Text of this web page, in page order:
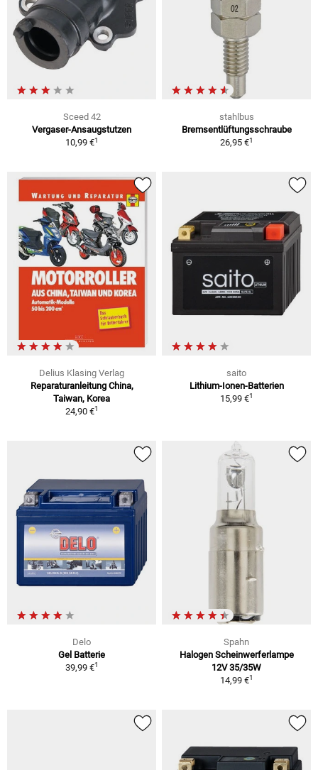
Sceed 42
Vergaser-Ansaugstutzen
10,99 €1
stahlbus
Bremsentlüftungsschraube
26,95 €1
Delius Klasing Verlag
Reparaturanleitung China,
Taiwan, Korea
24,90 €1
saito
Lithium-Ionen-Batterien
15,99 €1
Delo
Gel Batterie
39,99 €1
Spahn
Halogen Scheinwerferlampe
12V 35/35W
14,99 €1